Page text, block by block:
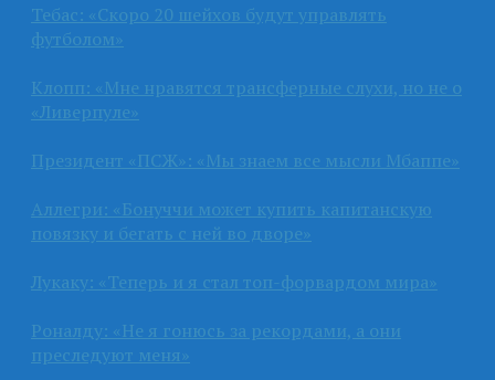
Тебас: «Скоро 20 шейхов будут управлять
футболом»
Клопп: «Мне нравятся трансферные слухи, но не о
«Ливерпуле»
Президент «ПСЖ»: «Мы знаем все мысли Мбаппе»
Аллегри: «Бонуччи может купить капитанскую
повязку и бегать с ней во дворе»
Лукаку: «Теперь и я стал топ-форвардом мира»
Роналду: «Не я гонюсь за рекордами, а они
преследуют меня»